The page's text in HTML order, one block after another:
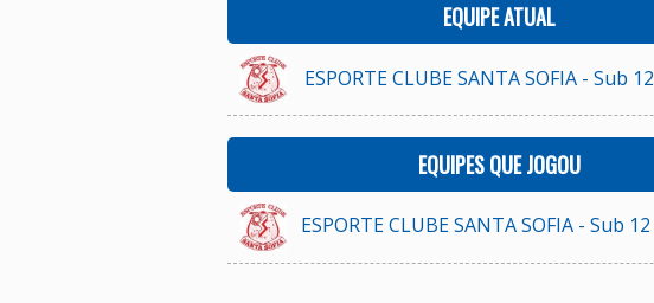
EQUIPE ATUAL
ESPORTE CLUBE SANTA SOFIA - Sub 12
EQUIPES QUE JOGOU
ESPORTE CLUBE SANTA SOFIA - Sub 12